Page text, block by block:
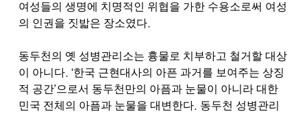
여성들의 생명에 치명적인 위협을 가한 수용소로써 여성
의 인권을 짓밟은 장소였다.
동두천의 옛 성병관리소는 흉물로 치부하고 철거할 대상
이 아니다. ‘한국 근현대사의 아픈 과거를 보여주는 상징
적 공간’으로서 동두천만의 아픔과 눈물이 아니라 대한
민국 전체의 아픔과 눈물을 대변한다. 동두천 성병관리